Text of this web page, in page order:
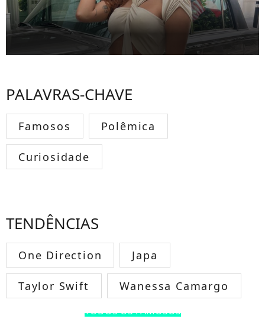
PALAVRAS-CHAVE
Famosos Polêmica
Curiosidade
TENDÊNCIAS
One Direction Japa
Taylor Swift Wanessa Camargo
TODOS OS FAMOSOS